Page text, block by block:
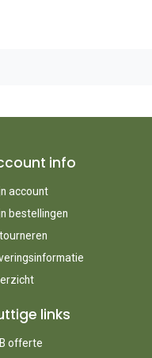
info
account
bestellingen
links
offerte